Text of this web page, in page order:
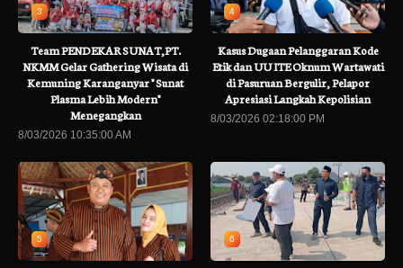
3
Team PENDEKAR SUNAT,PT.
NKMM Gelar Gathering Wisata di
Kemuning Karanganyar " Sunat
Plasma Lebih Modern"
Menegangkan
8/03/2026 10:35:00 AM
4
Kasus Dugaan Pelanggaran Kode
Etik dan UU ITE Oknum Wartawati
di Pasuruan Bergulir, Pelapor
Apresiasi Langkah Kepolisian
8/03/2026 02:18:00 PM
5 6